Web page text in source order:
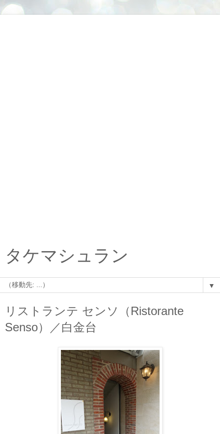
タケマシュラン
▼
リストランテ センソ（Ristorante
Senso）／白金台